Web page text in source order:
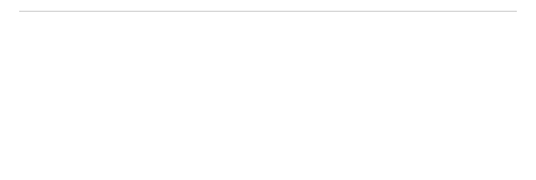
расчисти дилемите околу мојата конечна […]